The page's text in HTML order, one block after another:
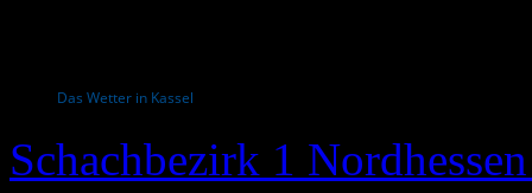
Das Wetter in Kassel
Schachbezirk 1